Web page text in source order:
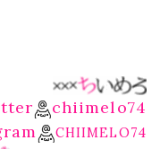
chiimelo74
CHIIMELO74